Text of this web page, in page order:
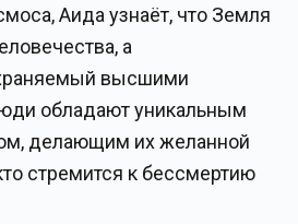
Аида узнаёт, что Земля
а
высшими
обладают уникальным
делающим их желанной
стремится к бессмертию